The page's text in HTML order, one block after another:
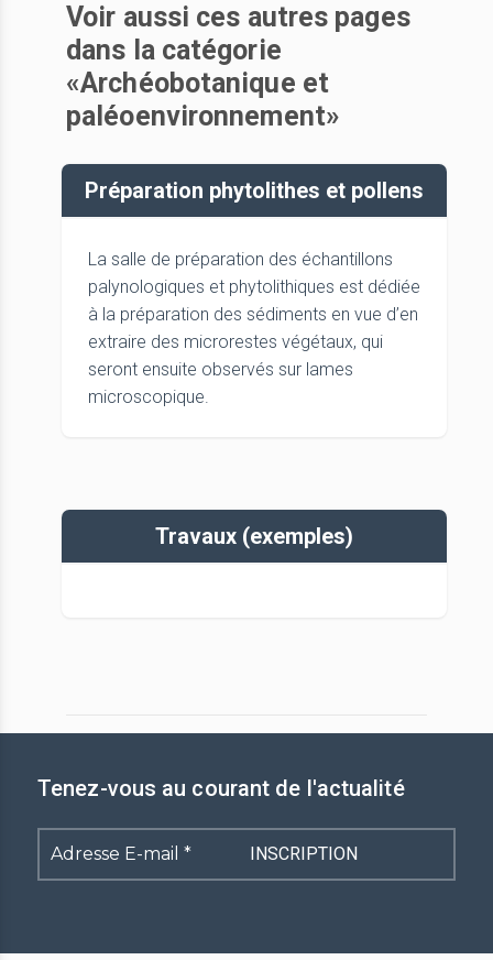
Voir aussi ces autres pages
dans la catégorie
«Archéobotanique et
paléoenvironnement»
Préparation phytolithes et pollens
La salle de préparation des échantillons
palynologiques et phytolithiques est dédiée
à la préparation des sédiments en vue d’en
extraire des microrestes végétaux, qui
seront ensuite observés sur lames
microscopique.
Travaux (exemples)
Tenez-vous au courant de l'actualité
Adresse
E-